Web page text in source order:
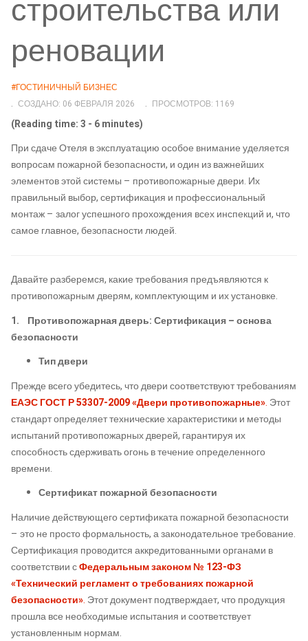
строительства или
реновации
#ГОСТИНИЧНЫЙ БИЗНЕС
СОЗДАНО: 06 ФЕВРАЛЯ 2026
ПРОСМОТРОВ: 1169
(Reading time: 3 - 6 minutes)
При сдаче Отеля в эксплуатацию особое внимание уделяется
вопросам пожарной безопасности, и один из важнейших
элементов этой системы – противопожарные двери. Их
правильный выбор, сертификация и профессиональный
монтаж – залог успешного прохождения всех инспекций и, что
самое главное, безопасности людей.
Давайте разберемся, какие требования предъявляются к
противопожарным дверям, комплектующим и их установке.
1. Противопожарная дверь: Сертификация – основа
безопасности
Тип двери
Прежде всего убедитесь, что двери соответствуют требованиям
ЕАЭСГОСТ Р 53307-2009 «Двери противопожарные». Этот
стандарт определяет технические характеристики и методы
испытаний противопожарных дверей, гарантируя их
способность сдерживать огонь в течение определенного
времени.
Сертификат пожарной безопасности
Наличие действующего сертификата пожарной безопасности
– это не просто формальность, а законодательное требование.
Сертификация проводится аккредитованными органами в
соответствии сФедеральным законом № 123-ФЗ
«Технический регламент о требованиях пожарной
безопасности». Этот документ подтверждает, что продукция
прошла все необходимые испытания и соответствует
установленным нормам.